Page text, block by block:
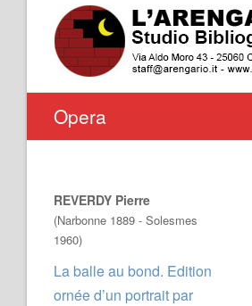
Opera
REVERDY Pierre
(Narbonne 1889 - Solesmes
1960)
La balle au bond. Edition
ornée d’un portrait par